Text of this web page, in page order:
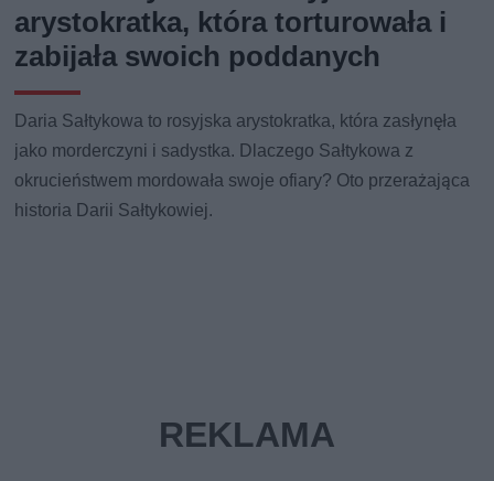
arystokratka, która torturowała i
zabijała swoich poddanych
Daria Sałtykowa to rosyjska arystokratka, która zasłynęła
jako morderczyni i sadystka. Dlaczego Sałtykowa z
okrucieństwem mordowała swoje ofiary? Oto przerażająca
historia Darii Sałtykowiej.